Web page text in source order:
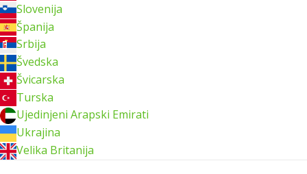
Slovenija
Španija
Srbija
Švedska
Švicarska
Turska
Ujedinjeni Arapski Emirati
Ukrajina
Velika Britanija